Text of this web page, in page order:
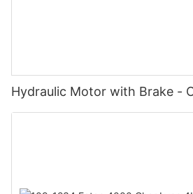
Hydraulic Motor with Brake -